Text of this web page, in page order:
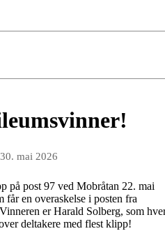
30. mai 2026
på post 97 ved Mobråtan 22. mai
en overaskelse i posten fra
er Harald Solberg, som
deltakere med flest klipp!